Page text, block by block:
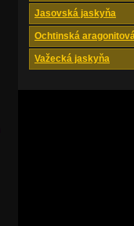
Jasovská jaskyňa
Ochtinská
Važecká jaskyňa